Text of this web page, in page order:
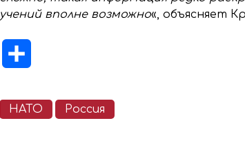
учений вполне возможно«, объясняет
НАТО Россия